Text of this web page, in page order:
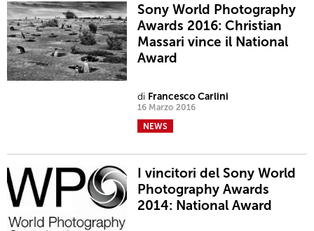
Sony World Photography
Awards 2016: Christian
Massari vince il National
Award
di Francesco Carlini
16 Marzo 2016
NEWS
I vincitori del Sony World
Photography Awards
2014: National Award